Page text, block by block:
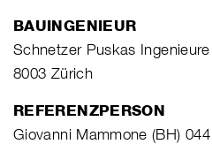
BAUINGENIEUR
Schnetzer Puskas
8003 Zürich
REFERENZPERSON
Giovanni Mammone (BH)